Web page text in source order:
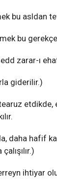
bu asldan
bu
zarar-ı
giderilir.)
etdikde,
daha hafif
ihtiyar